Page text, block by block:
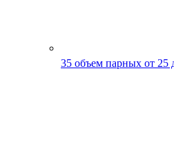
35 объем парных от 25